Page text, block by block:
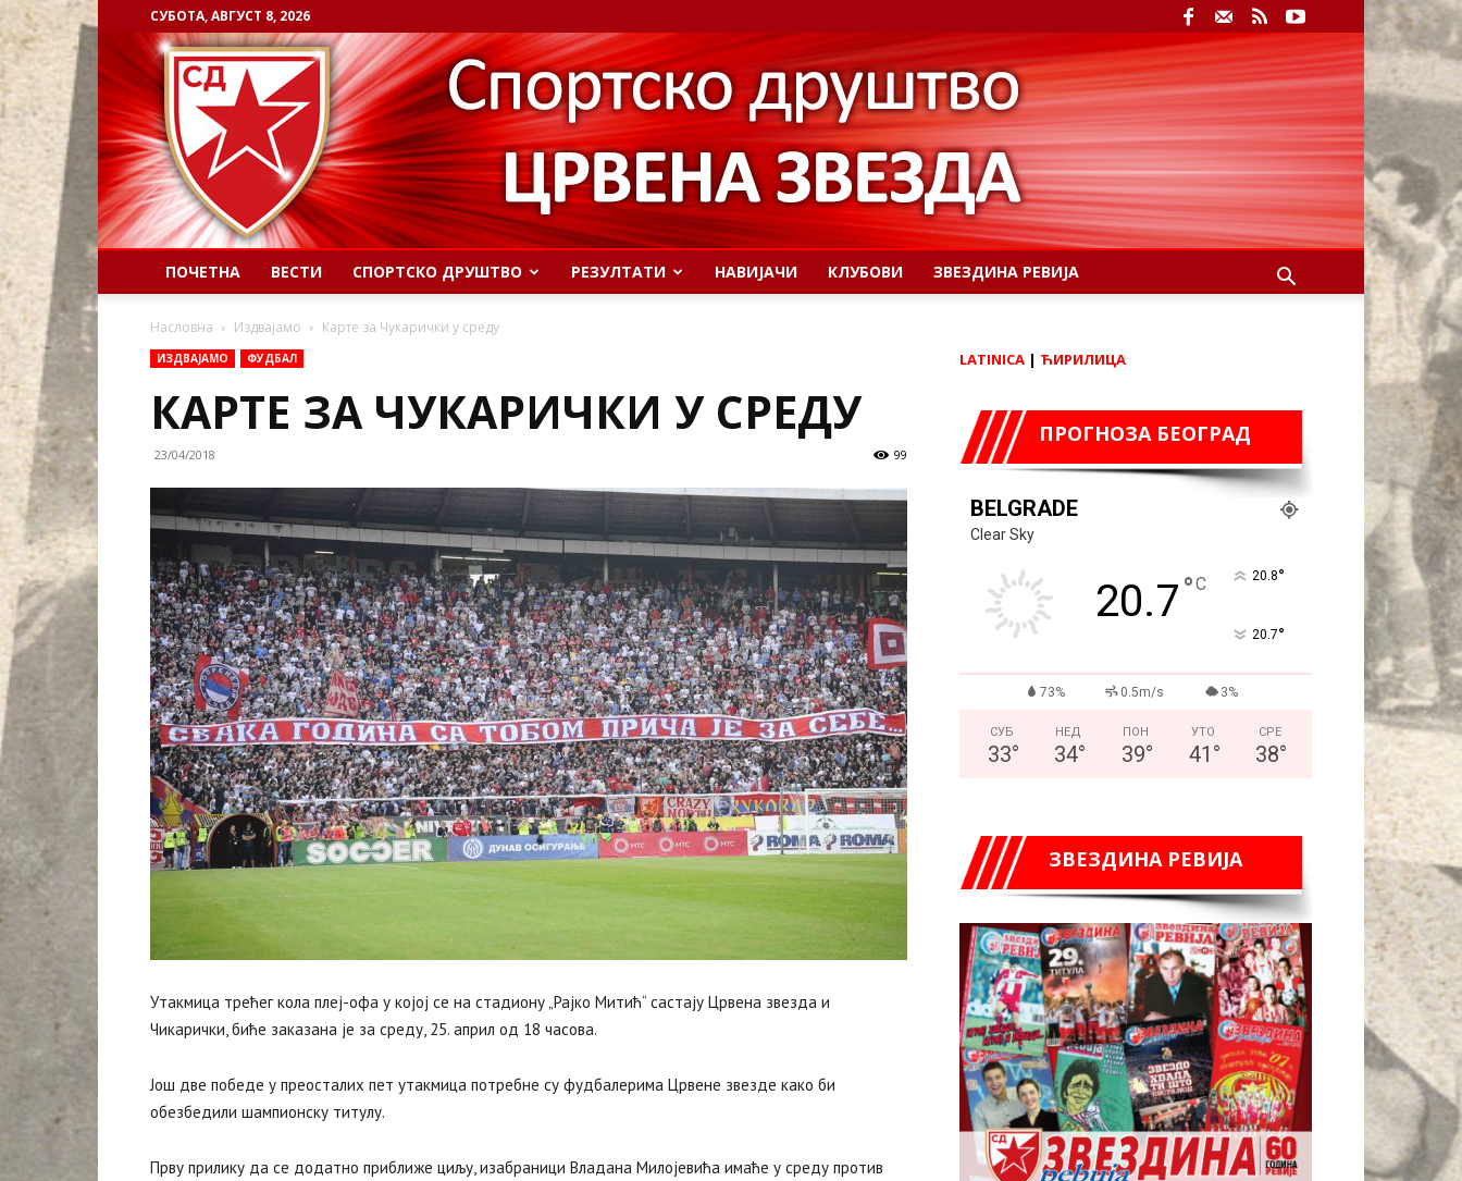
СУБОТА, АВГУСТ 8, 2026
ПОЧЕТНА ВЕСТИ СПОРТСКО ДРУШТВО РЕЗУЛТАТИ НАВИЈАЧИ КЛУБОВИ ЗВЕЗДИНА РЕВИЈА
Насловна Издвајамо Карте за Чукарички у среду
ИЗДВАЈАМО ФУДБАЛ
КАРТЕ ЗА ЧУКАРИЧКИ У СРЕДУ
23/04/2018 99
Утакмица трећег кола плеј-офа у којој се на стадиону „Рајко Митић“ састају Црвена звезда и
Чикарички, биће заказана је за среду, 25. април од 18 часова.
Још две победе у преосталих пет утакмица потребне су фудбалерима Црвене звезде како би
обезбедили шампионску титулу.
Прву прилику да се додатно приближе циљу, изабраници Владана Милојевића имаће у среду против
LATINICA | ЋИРИЛИЦА
ПРОГНОЗА БЕОГРАД
BELGRADE
Clear Sky
20.7°C 20.8°
20.7°
73% 0.5m/s 3%
СУБ
33°
НЕД
34°
ПОН
39°
УТО
41 °
СРЕ
38°
ЗВЕЗДИНА РЕВИЈА